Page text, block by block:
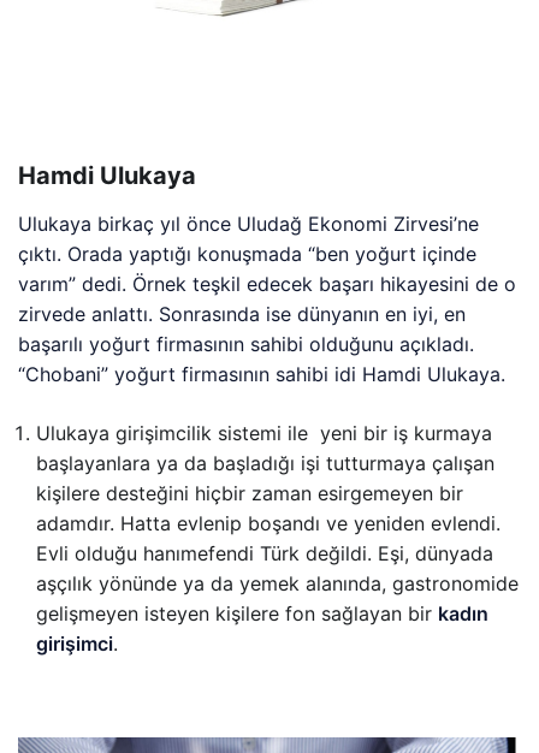
Hamdi Ulukaya
Ulukaya birkaç yıl önce Uludağ Ekonomi Zirvesi’ne
çıktı. Orada yaptığı konuşmada “ben yoğurt içinde
varım” dedi. Örnek teşkil edecek başarı hikayesini de o
zirvede anlattı. Sonrasında ise dünyanın en iyi, en
başarılı yoğurt firmasının sahibi olduğunu açıkladı.
“Chobani” yoğurt firmasının sahibi idi Hamdi Ulukaya.
Ulukaya girişimcilik sistemi ile yeni bir iş kurmaya
başlayanlara ya da başladığı işi tutturmaya çalışan
kişilere desteğini hiçbir zaman esirgemeyen bir
adamdır. Hatta evlenip boşandı ve yeniden evlendi.
Evli olduğu hanımefendi Türk değildi. Eşi, dünyada
aşçılık yönünde ya da yemek alanında, gastronomide
gelişmeyen isteyen kişilere fon sağlayan bir kadın
girişimci.